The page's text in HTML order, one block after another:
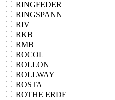
RINGFEDER
RINGSPANN
RIV
RKB
RMB
ROCOL
ROLLON
ROLLWAY
ROSTA
ROTHE ERDE